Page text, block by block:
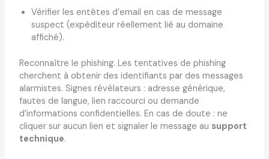
Vérifier les entêtes d’email en cas de message
suspect (expéditeur réellement lié au domaine
affiché).
Reconnaître le phishing. Les tentatives de phishing
cherchent à obtenir des identifiants par des messages
alarmistes. Signes révélateurs : adresse générique,
fautes de langue, lien raccourci ou demande
d’informations confidentielles. En cas de doute : ne
cliquer sur aucun lien et signaler le message au support
technique.